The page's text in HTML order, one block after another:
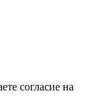
согласие на